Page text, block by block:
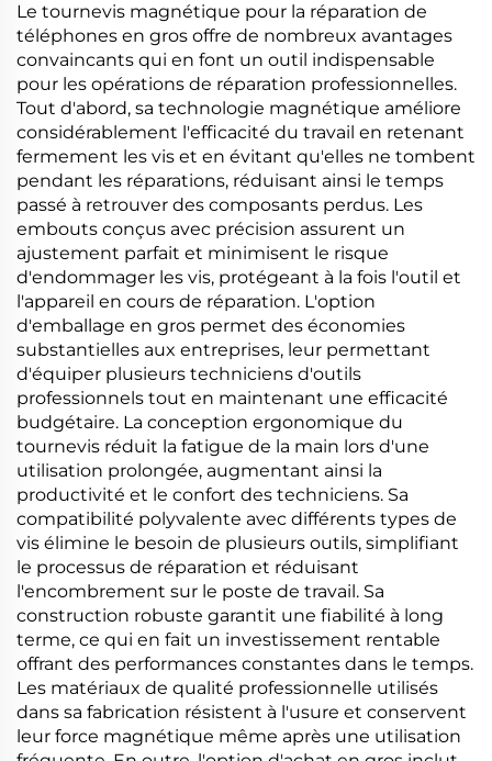
Le tournevis magnétique pour la réparation de
téléphones en gros offre de nombreux avantages
convaincants qui en font un outil indispensable
pour les opérations de réparation professionnelles.
Tout d'abord, sa technologie magnétique améliore
considérablement l'efficacité du travail en retenant
fermement les vis et en évitant qu'elles ne tombent
pendant les réparations, réduisant ainsi le temps
passé à retrouver des composants perdus. Les
embouts conçus avec précision assurent un
ajustement parfait et minimisent le risque
d'endommager les vis, protégeant à la fois l'outil et
l'appareil en cours de réparation. L'option
d'emballage en gros permet des économies
substantielles aux entreprises, leur permettant
d'équiper plusieurs techniciens d'outils
professionnels tout en maintenant une efficacité
budgétaire. La conception ergonomique du
tournevis réduit la fatigue de la main lors d'une
utilisation prolongée, augmentant ainsi la
productivité et le confort des techniciens. Sa
compatibilité polyvalente avec différents types de
vis élimine le besoin de plusieurs outils, simplifiant
le processus de réparation et réduisant
l'encombrement sur le poste de travail. Sa
construction robuste garantit une fiabilité à long
terme, ce qui en fait un investissement rentable
offrant des performances constantes dans le temps.
Les matériaux de qualité professionnelle utilisés
dans sa fabrication résistent à l'usure et conservent
leur force magnétique même après une utilisation